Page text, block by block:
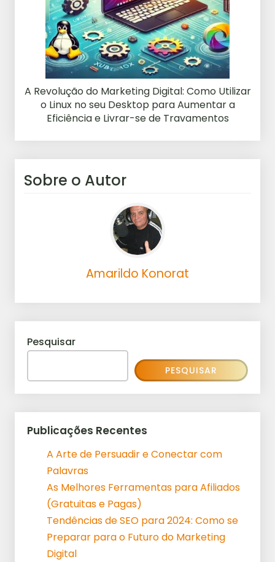
A Revolução do Marketing Digital: Como Utilizar
o Linux no seu Desktop para Aumentar a
Eficiência e Livrar-se de Travamentos
Sobre o Autor
Amarildo Konorat
Pesquisar
PESQUISAR
Publicações Recentes
A Arte de Persuadir e Conectar com
Palavras
As Melhores Ferramentas para Afiliados
(Gratuitas e Pagas)
Tendências de SEO para 2024: Como se
Preparar para o Futuro do Marketing
Digital